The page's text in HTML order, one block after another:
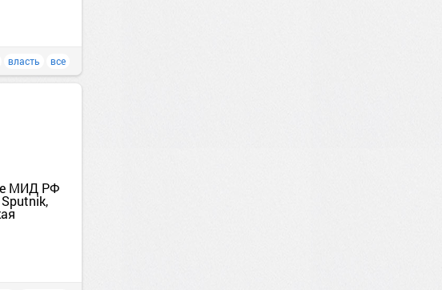
власть все
МИД РФ